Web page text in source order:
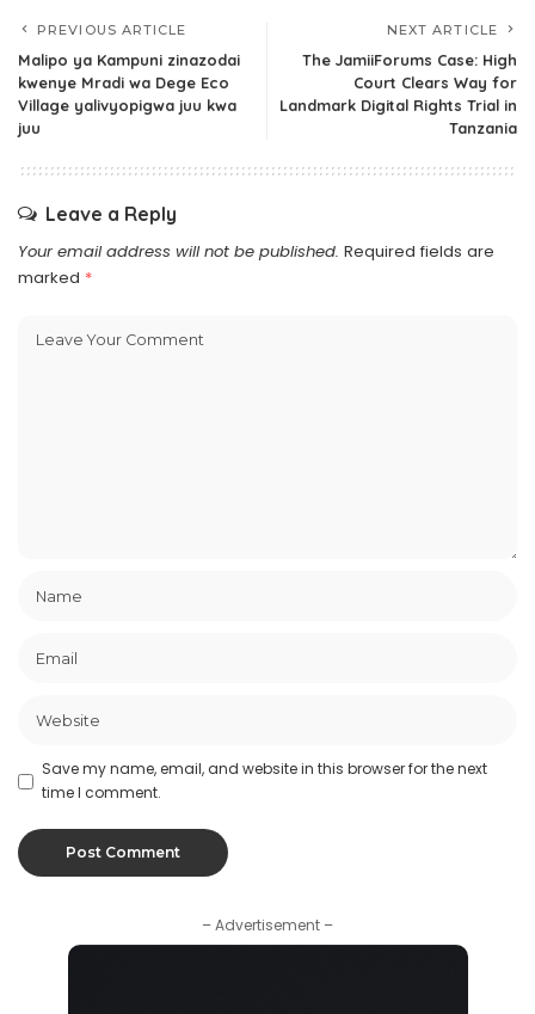
PREVIOUS ARTICLE
Malipo ya Kampuni zinazodai
kwenye Mradi wa Dege Eco
Village yalivyopigwa juu kwa
juu
NEXT ARTICLE
The JamiiForums Case: High
Court Clears Way for
Landmark Digital Rights Trial in
Tanzania
Leave a Reply
Your email address will not be published. Required fields are
marked *
Save my name, email, and website in this browser for the next
time I comment.
– Advertisement –